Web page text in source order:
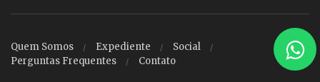
Quem Somos Expediente
Social
Perguntas Frequentes
Contato